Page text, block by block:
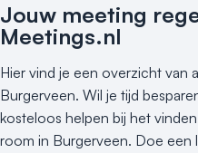
Theater
Varende locatie
Jouw meeting
Meetings.nl
Hier vind je een overzicht van
Burgerveen. Wil je tijd
kosteloos helpen bij het
room in Burgerveen. Doe een